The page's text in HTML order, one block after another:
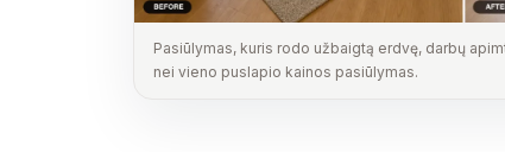
Pasiūlymas, kuris rodo užbaigtą erdvę, darbų
nei vieno puslapio kainos pasiūlymas.